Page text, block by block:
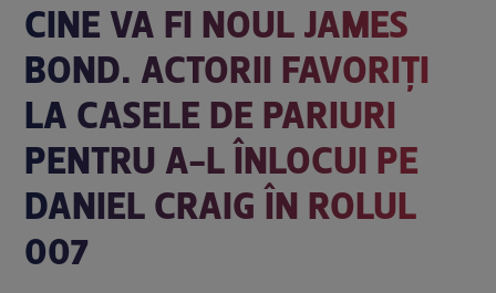
CINE VA FI NOUL JAMES
BOND. ACTORII FAVORIȚI
LA CASELE DE PARIURI
PENTRU A-L ÎNLOCUI PE
DANIEL CRAIG ÎN ROLUL
007